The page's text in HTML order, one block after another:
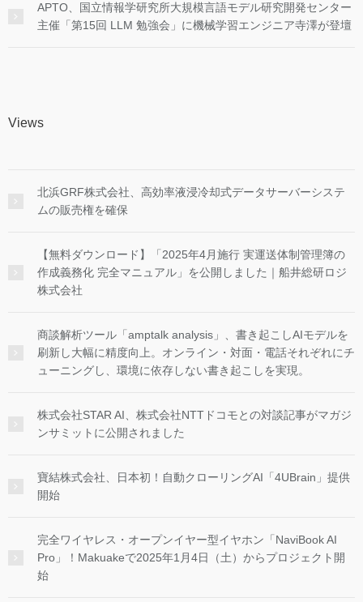
APTO、国立情報学研究所大規模言語モデル研究開発センター
主催「第15回 LLM 勉強会」に機械学習エンジニア寺澤が登壇
Views
北浜GRF株式会社、高効率液浸冷却式データサーバーシステ
ムの販売権を確保
【無料ダウンロード】「2025年4月施行 実運送体制管理簿の
作成義務化 完全マニュアル」を公開しました｜船井総研ロジ
株式会社
商談解析ツール「amptalk analysis」、書き起こしAIモデルを
刷新し大幅に精度向上。オンライン・対面・電話それぞれにチ
ューニングし、環境に依存しない書き起こしを実現。
株式会社STAR AI、株式会社NTTドコモとの対談記事がマガジ
ンサミットに公開されました
寶結株式会社、日本初！自動クローリングAI「4UBrain」提供
開始
完全ワイヤレス・オープンイヤー型イヤホン「NaviBook AI
Pro」！Makuakeで2025年1月4日（土）からプロジェクト開
始